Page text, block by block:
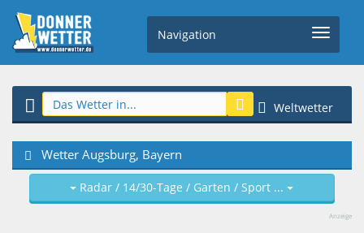
Navigation
Weltwetter
Wetter Augsburg, Bayern
Radar / 14/30-Tage / Garten / Sport ...
Anzeige